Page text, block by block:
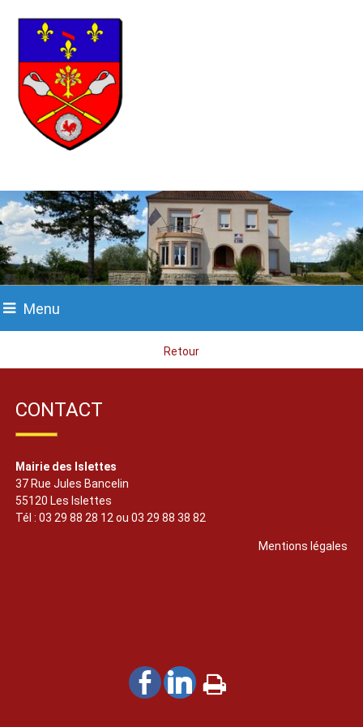
Menu
Retour
CONTACT
Mairie des Islettes
37 Rue Jules Bancelin
55120 Les Islettes
Tél : 03 29 88 28 12 ou 03 29 88 38 82
Mentions légales